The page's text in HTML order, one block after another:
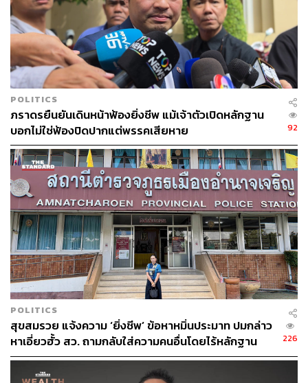
สามารถติดตาม THE STANDARD WEALTH
ผ่านแอปพลิเคชันต่างๆ ที่คุณสะดวกหรือใช้งานอยู่แล้วได้เลย
TAGS: การฟ้องร้อง Cryptocurrency Coinbase
ถูกจับกุม
ฉ้อโกง
32
ABOUT THE AUTHOR
THE STANDARD WEALTH
สำนักข่าวเศรษฐกิจ ธุรกิจ และการลงทุน โดย
ทีมข่าว THE STANDARD
POLITICS
ภราดรยืนยันเดินหน้าฟ้องยิ่งชีพ แม้เจ้าตัวเปิดหลักฐาน
บอกไม่ใช่ฟ้องปิดปากแต่พรรคเสียหาย
92
POLITICS
สุขสมรวย แจ้งความ ‘ยิ่งชีพ’ ข้อหาหมิ่นประมาท ปมกล่าว
หาเอี่ยวฮั้ว สว. ถามกลับใส่ความคนอื่นโดยไร้หลักฐาน
สง่างามหรือไม่
226